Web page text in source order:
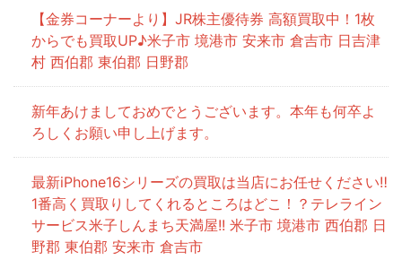
【金券コーナーより】JR株主優待券 高額買取中！1枚
からでも買取UP♪米子市 境港市 安来市 倉吉市 日吉津
村 西伯郡 東伯郡 日野郡
新年あけましておめでとうございます。本年も何卒よ
ろしくお願い申し上げます。
最新iPhone16シリーズの買取は当店にお任せください‼
1番高く買取りしてくれるところはどこ！？テレライン
サービス米子しんまち天満屋!! 米子市 境港市 西伯郡 日
野郡 東伯郡 安来市 倉吉市